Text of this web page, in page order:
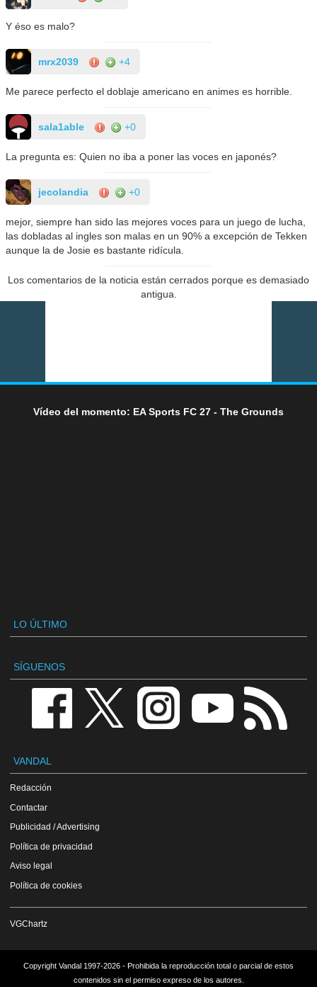
Y éso es malo?
mrx2039 +4
Me parece perfecto el doblaje americano en animes es horrible.
sala1able +0
La pregunta es: Quien no iba a poner las voces en japonés?
jecolandia +0
mejor, siempre han sido las mejores voces para un juego de lucha,
las dobladas al ingles son malas en un 90% a excepción de Tekken
aunque la de Josie es bastante ridícula.
Los comentarios de la noticia están cerrados porque es demasiado
antigua.
Vídeo del momento: EA Sports FC 27 - The Grounds
LO ÚLTIMO
SÍGUENOS
VANDAL
Redacción
Contactar
Publicidad / Advertising
Política de privacidad
Aviso legal
Política de cookies
VGChartz
Copyright Vandal 1997-2026 - Prohibida la reproducción total o parcial de estos
contenidos sin el permiso expreso de los autores.